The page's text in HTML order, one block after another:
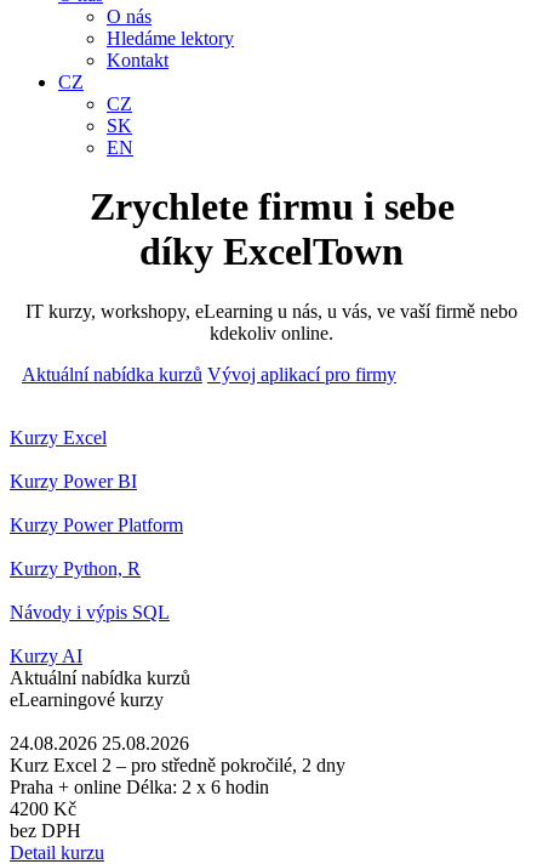
O nás
Hledáme lektory
Kontakt
CZ
CZ
SK
EN
Zrychlete firmu i sebe
díky ExcelTown
IT kurzy, workshopy, eLearning u nás, u vás, ve vaší firmě nebo
kdekoliv online.
Aktuální nabídka kurzů Vývoj aplikací pro firmy
Kurzy Excel
Kurzy Power BI
Kurzy Power Platform
Kurzy Python, R
Návody i výpis SQL
Kurzy AI
Aktuální nabídka kurzů
eLearningové kurzy
24.08.2026 25.08.2026
Kurz Excel 2 – pro středně pokročilé, 2 dny
Praha + online Délka: 2 x 6 hodin
4200 Kč
bez DPH
Detail kurzu